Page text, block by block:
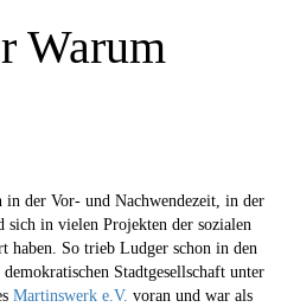
Warum
der Vor- und Nachwendezeit, in der
sich in vielen Projekten der sozialen
haben. So trieb Ludger schon in den
Stadtgesellschaft unter
Martinswerk e.V. voran und war als